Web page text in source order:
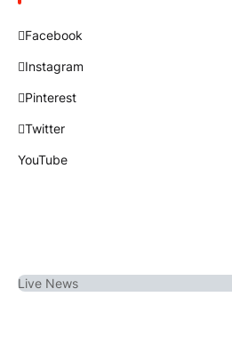
Facebook
Instagram
Pinterest
Twitter
YouTube
Live News